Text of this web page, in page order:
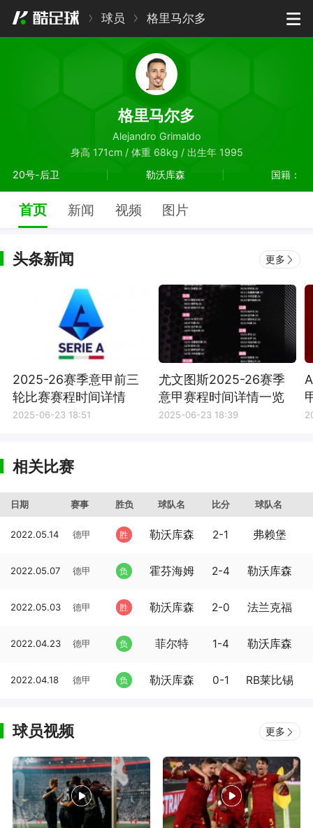
球员 格里马尔多
格里马尔多
Alejandro Grimaldo
身高 171cm / 体重 68kg / 出生年 1995
20号-后卫
勒沃库森 国籍：
首页 新闻 视频 图片
头条新闻 更多
2025-26赛季意甲前三
轮比赛赛程时间详情
2025-06-23 18:51
尤文图斯2025-26赛季
意甲赛程时间详情一览
2025-06-23 18:39
相关比赛
日期 赛事 胜负 球队名 比分 球队名
2022.05.14 德甲 胜 勒沃库森 2-1 弗赖堡
2022.05.07 德甲 负 霍芬海姆 2-4 勒沃库森
2022.05.03 德甲 胜 勒沃库森 2-0 法兰克福
2022.04.23 德甲 负 菲尔特 1-4 勒沃库森
2022.04.18 德甲 负 勒沃库森 0-1 RB莱比锡
球员视频 更多